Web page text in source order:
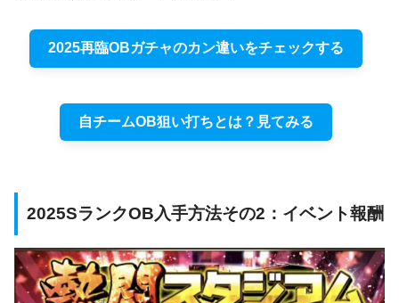
2025再臨OBガチャのカン違いをチェックする
自チームOB狙い打ちとは？見てみる
2025SランクOB入手方法その2：イベント報酬